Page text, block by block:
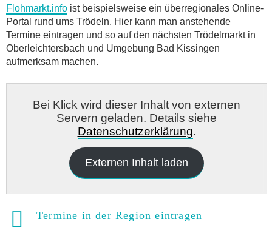
Flohmarkt.info ist beispielsweise ein überregionales Online-
Portal rund ums Trödeln. Hier kann man anstehende
Termine eintragen und so auf den nächsten Trödelmarkt in
Oberleichtersbach und Umgebung Bad Kissingen
aufmerksam machen.
Bei Klick wird dieser Inhalt von externen
Servern geladen. Details siehe
Datenschutzerklärung.
Externen Inhalt laden
Termine in der Region eintragen